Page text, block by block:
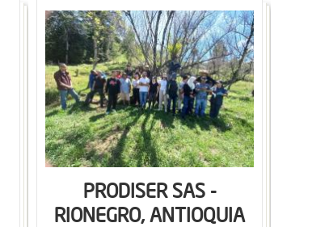
PRODISER SAS -
RIONEGRO, ANTIOQUIA